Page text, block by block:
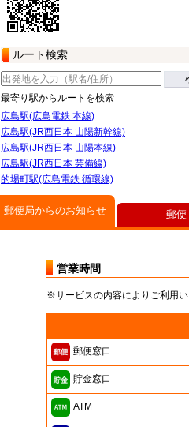
ルート検索
最寄り駅からルートを検索
広島駅(広島電鉄 本線)
広島駅(JR西日本 山陽新幹線)
広島駅(JR西日本 山陽本線)
広島駅(JR西日本 芸備線)
的場町駅(広島電鉄 循環線)
郵便局からのお知らせ
営業時間
※サービスの内容によりご利用
郵便窓口
貯金窓口
ATM
郵便